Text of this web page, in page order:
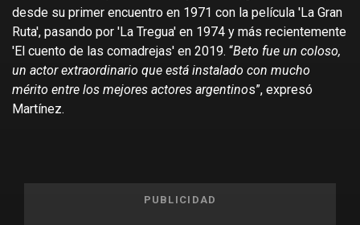
desde su primer encuentro en 1971 con la película 'La Gran
Ruta', pasando por 'La Tregua' en 1974 y más recientemente
'El cuento de las comadrejas' en 2019. “Beto fue un coloso,
un actor extraordinario que está instalado con mucho
mérito entre los mejores actores argentinos”, expresó
Martínez.
PUBLICIDAD